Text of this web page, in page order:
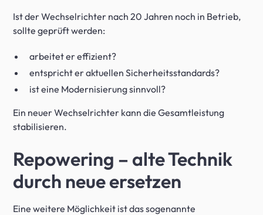
Ist der Wechselrichter nach 20 Jahren noch in Betrieb,
sollte geprüft werden:
arbeitet er effizient?
entspricht er aktuellen Sicherheitsstandards?
ist eine Modernisierung sinnvoll?
Ein neuer Wechselrichter kann die Gesamtleistung
stabilisieren.
Repowering – alte Technik
durch neue ersetzen
Eine weitere Möglichkeit ist das sogenannte